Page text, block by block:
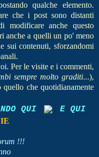
qualche elemento.
che i post sono distanti
modificare anche questo
anche a quelli un po' meno
sui contenuti, sforzandomi
Per le visite e i commenti,
sempre molto graditi...),
che quotidianamente
QUI E QUI
!!!